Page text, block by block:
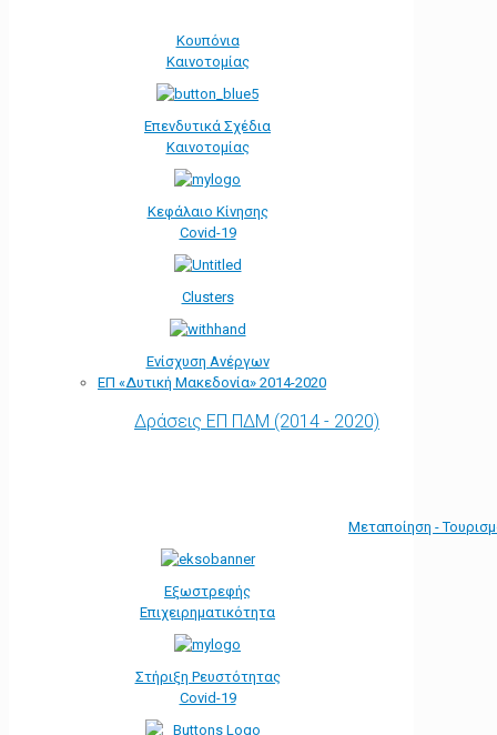
Κουπόνια
Καινοτομίας
Επενδυτικά Σχέδια
Καινοτομίας
Κεφάλαιο Κίνησης
Covid-19
Clusters
Ενίσχυση Ανέργων
ΕΠ «Δυτική Μακεδονία» 2014-2020
Δράσεις ΕΠ ΠΔΜ (2014 - 2020)
Μεταποίηση -
Εξωστρεφής
Επιχειρηματικότητα
Στήριξη Ρευστότητας
Covid-19